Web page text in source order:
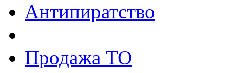
Антипиратство
Продажа ТО